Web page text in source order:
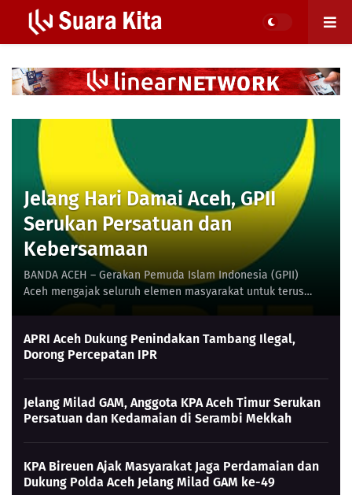
Jelang Hari Damai Aceh, GPII
Serukan Persatuan dan
Kebersamaan
BANDA ACEH – Gerakan Pemuda Islam Indonesia (GPII)
Aceh mengajak seluruh elemen masyarakat untuk terus
APRI Aceh Dukung Penindakan Tambang Ilegal,
Dorong Percepatan IPR
Jelang Milad GAM, Anggota KPA Aceh Timur Serukan
Persatuan dan Kedamaian di Serambi Mekkah
KPA Bireuen Ajak Masyarakat Jaga Perdamaian dan
Dukung Polda Aceh Jelang Milad GAM ke-49